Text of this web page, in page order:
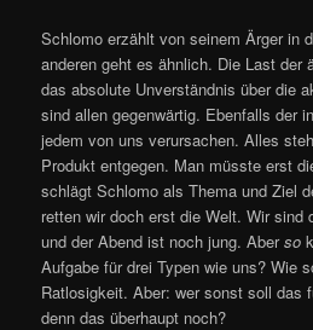
Schlomo erzählt von seinem Ärger in
anderen geht es ähnlich. Die Last der
das absolute Unverständnis über die
sind allen gegenwärtig. Ebenfalls der
jedem von uns verursachen. Alles
Produkt entgegen. Man müsste erst
schlägt Schlomo als Thema und Ziel
retten wir doch erst die Welt. Wir sind
und der Abend ist noch jung. Aberso
Aufgabe für drei Typen wie uns? Wie
Ratlosigkeit. Aber: wer sonst soll das
denn das überhaupt noch?